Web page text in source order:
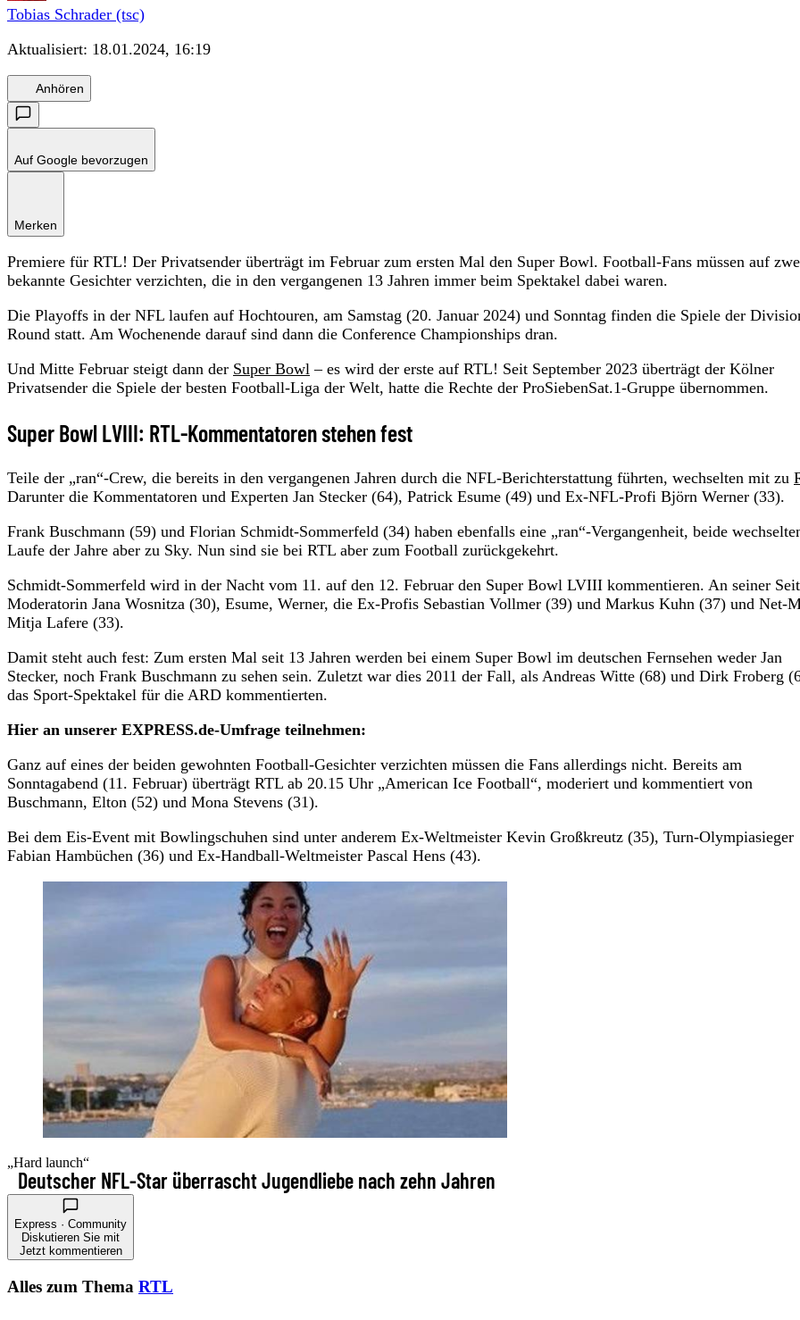
Tobias Schrader (tsc)
Aktualisiert: 18.01.2024, 16:19
Anhören
Auf Google bevorzugen
Merken
Premiere für RTL! Der Privatsender überträgt im Februar zum ersten Mal den Super Bowl. Football-Fans müssen auf
bekannte Gesichter verzichten, die in den vergangenen 13 Jahren immer beim Spektakel dabei waren.
Die Playoffs in der NFL laufen auf Hochtouren, am Samstag (20. Januar 2024) und Sonntag finden die Spiele der
Round statt. Am Wochenende darauf sind dann die Conference Championships dran.
Und Mitte Februar steigt dann der Super Bowl – es wird der erste auf RTL! Seit September 2023 überträgt der Kölner
Privatsender die Spiele der besten Football-Liga der Welt, hatte die Rechte der ProSiebenSat.1-Gruppe übernommen.
Super Bowl LVIII: RTL-Kommentatoren stehen fest
Teile der „ran“-Crew, die bereits in den vergangenen Jahren durch die NFL-Berichterstattung führten, wechselten mit zu
Darunter die Kommentatoren und Experten Jan Stecker (64), Patrick Esume (49) und Ex-NFL-Profi Björn Werner (33).
Frank Buschmann (59) und Florian Schmidt-Sommerfeld (34) haben ebenfalls eine „ran“-Vergangenheit, beide
Laufe der Jahre aber zu Sky. Nun sind sie bei RTL aber zum Football zurückgekehrt.
Schmidt-Sommerfeld wird in der Nacht vom 11. auf den 12. Februar den Super Bowl LVIII kommentieren. An seiner
Moderatorin Jana Wosnitza (30), Esume, Werner, die Ex-Profis Sebastian Vollmer (39) und Markus Kuhn (37) und Net-
Mitja Lafere (33).
Damit steht auch fest: Zum ersten Mal seit 13 Jahren werden bei einem Super Bowl im deutschen Fernsehen weder Jan
Stecker, noch Frank Buschmann zu sehen sein. Zuletzt war dies 2011 der Fall, als Andreas Witte (68) und Dirk Froberg
das Sport-Spektakel für die ARD kommentierten.
Hier an unserer EXPRESS.de-Umfrage teilnehmen:
Ganz auf eines der beiden gewohnten Football-Gesichter verzichten müssen die Fans allerdings nicht. Bereits am
Sonntagabend (11. Februar) überträgt RTL ab 20.15 Uhr „American Ice Football“, moderiert und kommentiert von
Buschmann, Elton (52) und Mona Stevens (31).
Bei dem Eis-Event mit Bowlingschuhen sind unter anderem Ex-Weltmeister Kevin Großkreutz (35), Turn-Olympiasieger
Fabian Hambüchen (36) und Ex-Handball-Weltmeister Pascal Hens (43).
„Hard launch“
Deutscher NFL-Star überrascht Jugendliebe nach zehn Jahren
Express · Community
Diskutieren Sie mit
Jetzt kommentieren
Alles zum Thema RTL